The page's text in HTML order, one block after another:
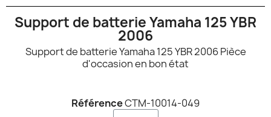
Support de batterie Yamaha 125 YBR
2006
Support de batterie Yamaha 125 YBR 2006 Pièce
d'occasion en bon état
RéférenceCTM-10014-049